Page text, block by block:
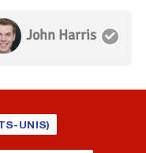
John Harris
UNIS)